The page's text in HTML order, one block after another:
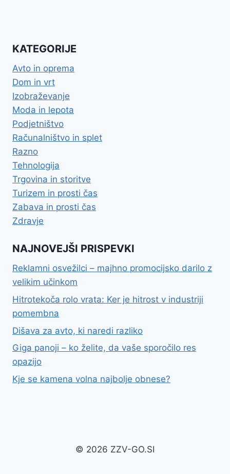
KATEGORIJE
Avto in oprema
Dom in vrt
Izobraževanje
Moda in lepota
Podjetništvo
Računalništvo in splet
Razno
Tehnologija
Trgovina in storitve
Turizem in prosti čas
Zabava in prosti čas
Zdravje
NAJNOVEJŠI PRISPEVKI
Reklamni osvežilci – majhno promocijsko darilo z
velikim učinkom
Hitrotekoča rolo vrata: Ker je hitrost v industriji
pomembna
Dišava za avto, ki naredi razliko
Giga panoji – ko želite, da vaše sporočilo res
opazijo
Kje se kamena volna najbolje obnese?
© 2026 ZZV-GO.SI